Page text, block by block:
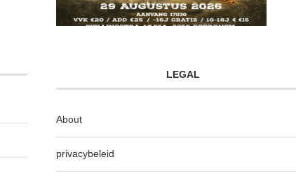
LEGAL
About
privacybeleid